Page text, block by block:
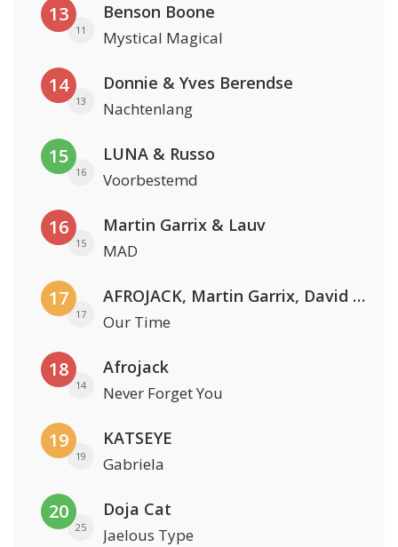
13
11
Benson Boone
Mystical Magical
14
13
Donnie & Yves Berendse
Nachtenlang
15
16
LUNA & Russo
Voorbestemd
16
15
Martin Garrix & Lauv
MAD
17
17
AFROJACK, Martin Garrix, David Guetta & Amél
Our Time
18
14
Afrojack
Never Forget You
19
19
KATSEYE
Gabriela
20
25
Doja Cat
Jaelous Type